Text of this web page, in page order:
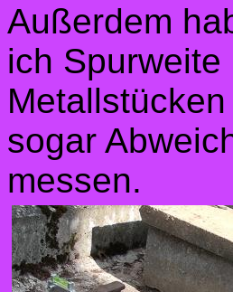
Außerdem
ich
sogar
messen.